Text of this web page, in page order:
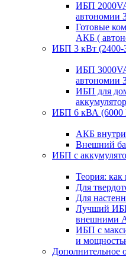
ИБП
автономии
Готовые
АКБ (
ИБП 3 кВт (2400-
ИБП
автономии
ИБП для
ИБП 6 кВА (6000
АКБ внутри
Внешний
ИБП с
Теория: как
Для
Для
Лучший
внешними
ИБП с
и
Дополнительное